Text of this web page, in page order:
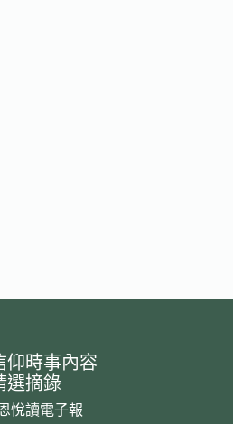
仰時事內容
選摘錄
悅讀電子報